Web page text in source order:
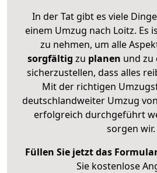
In der Tat gibt es viele
einem Umzug nach Loitz. Es
zu nehmen, um alle
sorgfältig zu planen und zu
sicherzustellen, dass alles
Mit der richtigen
deutschlandweiter Umzug
erfolgreich durchgeführt
sorgen wir.
Füllen Sie jetzt das
Sie kostenlose